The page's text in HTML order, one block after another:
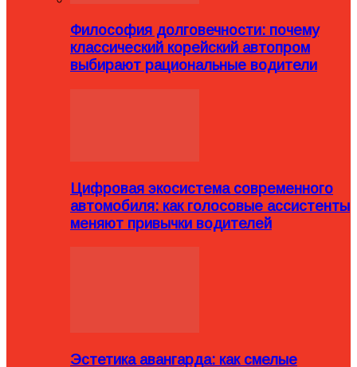
Философия долговечности: почему
классический корейский автопром
выбирают рациональные водители
Цифровая экосистема современного
автомобиля: как голосовые ассистенты
меняют привычки водителей
Эстетика авангарда: как смелые